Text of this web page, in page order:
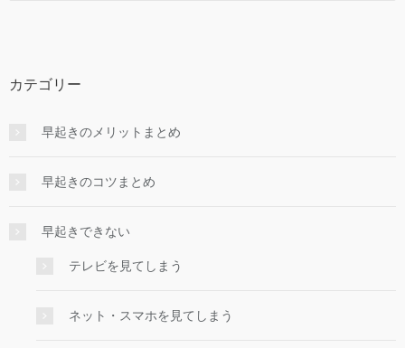
カテゴリー
早起きのメリットまとめ
早起きのコツまとめ
早起きできない
テレビを見てしまう
ネット・スマホを見てしまう